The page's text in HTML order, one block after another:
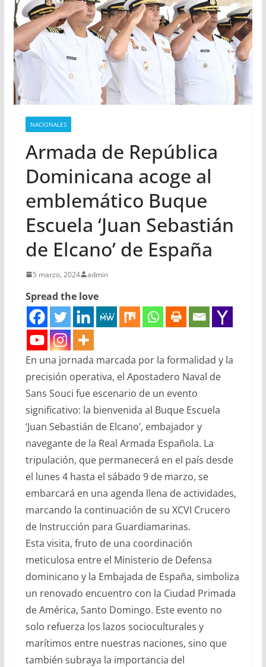
NACIONALES
Armada de República
Dominicana acoge al
emblemático Buque
Escuela ‘Juan Sebastián
de Elcano’ de España
5 marzo, 2024 admin
Spread the love
En una jornada marcada por la formalidad y la
precisión operativa, el Apostadero Naval de
Sans Souci fue escenario de un evento
significativo: la bienvenida al Buque Escuela
‘Juan Sebastián de Elcano’, embajador y
navegante de la Real Armada Española. La
tripulación, que permanecerá en el país desde
el lunes 4 hasta el sábado 9 de marzo, se
embarcará en una agenda llena de actividades,
marcando la continuación de su XCVI Crucero
de Instrucción para Guardiamarinas.
Esta visita, fruto de una coordinación
meticulosa entre el Ministerio de Defensa
dominicano y la Embajada de España, simboliza
un renovado encuentro con la Ciudad Primada
de América, Santo Domingo. Este evento no
solo refuerza los lazos socioculturales y
marítimos entre nuestras naciones, sino que
también subraya la importancia del